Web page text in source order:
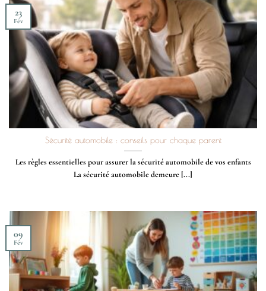
Sécurité automobile : conseils pour chaque parent
Les règles essentielles pour assurer la sécurité automobile de vos enfants
La sécurité automobile demeure [...]
23
Fév
09
Fév